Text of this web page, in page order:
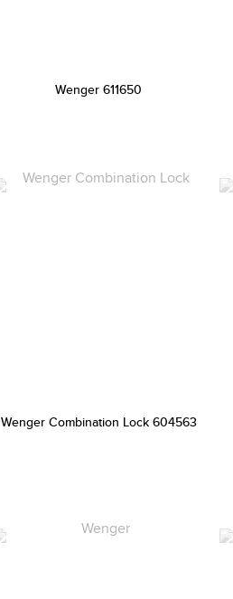
Wenger 611650
Wenger Combination Lock 604563